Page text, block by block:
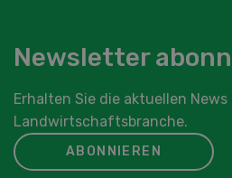
Newsletter
Erhalten Sie die aktuellen News
Landwirtschaftsbranche.
ABONNIEREN